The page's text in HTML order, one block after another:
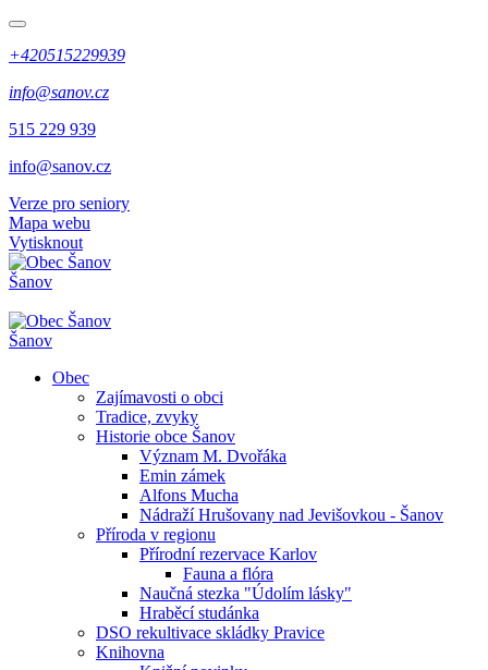
+420515229939
info@sanov.cz
515 229 939
info@sanov.cz
Verze pro seniory
Mapa webu
Vytisknout
Šanov
Šanov
Obec
Zajímavosti o obci
Tradice, zvyky
Historie obce Šanov
Význam M. Dvořáka
Emin zámek
Alfons Mucha
Nádraží Hrušovany nad Jevišovkou - Šanov
Příroda v regionu
Přírodní rezervace Karlov
Fauna a flóra
Naučná stezka "Údolím lásky"
Hraběcí studánka
DSO rekultivace skládky Pravice
Knihovna